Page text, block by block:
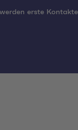
erste Kontakte